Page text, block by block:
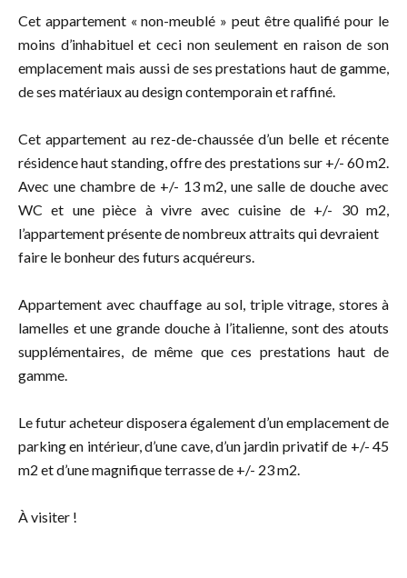
Cet appartement « non-meublé » peut être qualifié pour le
moins d’inhabituel et ceci non seulement en raison de son
emplacement mais aussi de ses prestations haut de gamme,
de ses matériaux au design contemporain et raffiné.
Cet appartement au rez-de-chaussée d’un belle et récente
résidence haut standing, offre des prestations sur +/- 60 m2.
Avec une chambre de +/- 13 m2, une salle de douche avec
WC et une pièce à vivre avec cuisine de +/- 30 m2,
l’appartement présente de nombreux attraits qui devraient
faire le bonheur des futurs acquéreurs.
Appartement avec chauffage au sol, triple vitrage, stores à
lamelles et une grande douche à l’italienne, sont des atouts
supplémentaires, de même que ces prestations haut de
gamme.
Le futur acheteur disposera également d’un emplacement de
parking en intérieur, d’une cave, d’un jardin privatif de +/- 45
m2 et d’une magnifique terrasse de +/- 23 m2.
À visiter !